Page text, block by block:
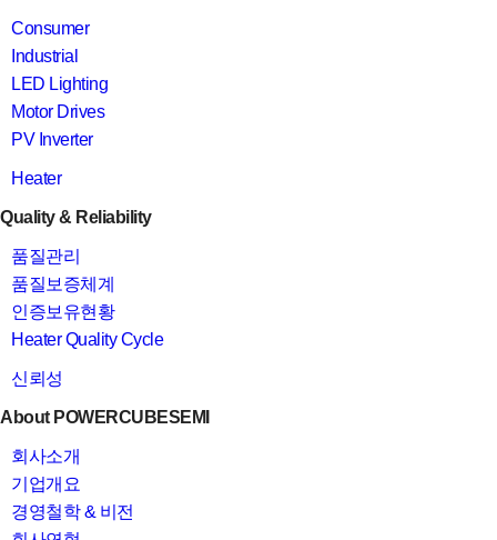
Consumer
Industrial
LED Lighting
Motor Drives
PV Inverter
Heater
Quality & Reliability
품질관리
품질보증체계
인증보유현황
Heater Quality Cycle
신뢰성
About POWERCUBESEMI
회사소개
기업개요
경영철학 & 비전